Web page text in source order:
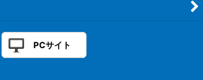
PCサイト